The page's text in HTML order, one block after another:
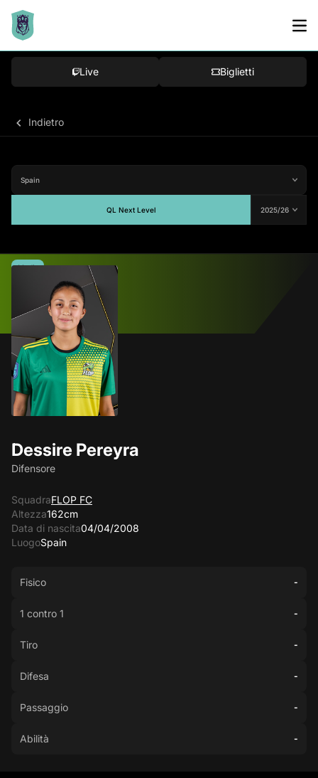
Live Biglietti
Indietro
QL Next Level
Dessire Pereyra
Difensore
SquadraFLOP FC
Altezza162cm
Data di nascita04/04/2008
LuogoSpain
Media
Fisico -
1 contro 1 -
Tiro -
Difesa -
Passaggio -
Abilità -